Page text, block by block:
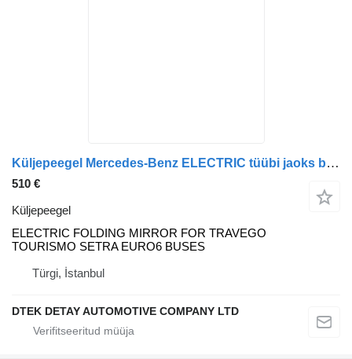
Küljepeegel Mercedes-Benz ELECTRIC tüübi jaoks bussi Mercedes-Benz TRAVEGO TOURISMO SETRA EURO6 BUSES
510 €
Küljepeegel
ELECTRIC FOLDING MIRROR FOR TRAVEGO
TOURISMO SETRA EURO6 BUSES
Türgi, İstanbul
DTEK DETAY AUTOMOTIVE COMPANY LTD